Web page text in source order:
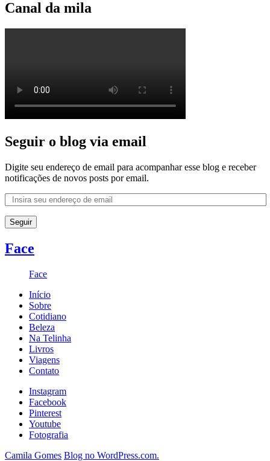
Canal da mila
Seguir o blog via email
Digite seu endereço de email para acompanhar esse blog e receber
notificações de novos posts por email.
Seguir
Face
Face
Início
Sobre
Cotidiano
Beleza
Na Telinha
Livros
Viagens
Contato
Instagram
Facebook
Pinterest
Youtube
Fotografia
Camila Gomes Blog no WordPress.com.